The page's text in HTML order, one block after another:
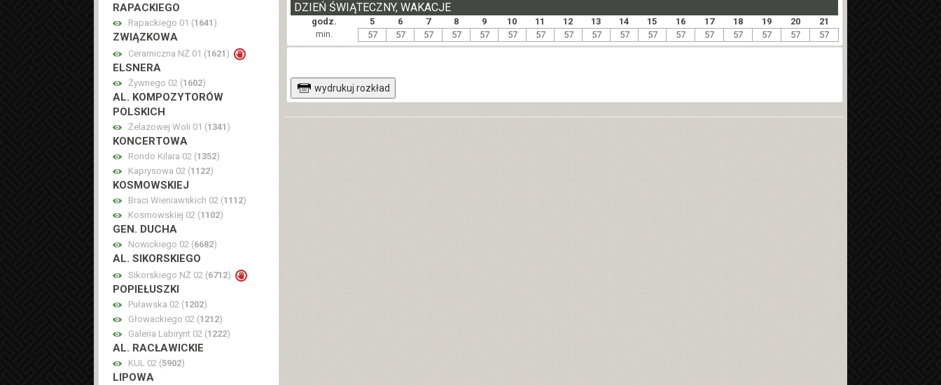
godz. 5 6 7 8 9 10 11 12 13 14 15 16 17 18 19 20 21
DZIEŃ ŚWIĄTECZNY, WAKACJE
min. 57 57 57 57 57 57 57 57 57 57 57 57 57 57 57 57 57
wydrukuj rozkład
RAPACKIEGO
Rapackiego 01 (1641 )
ZWIĄZKOWA
Ceramiczna NŻ 01 (1621 )
ELSNERA
Żywnego 02 (1602)
AL. KOMPOZYTORÓW
POLSKICH
Żelazowej Woli 01 (1341 )
KONCERTOWA
Rondo Kilara 02 (1352)
Kaprysowa 02 (1122)
KOSMOWSKIEJ
Braci Wieniawskich 02 (1112)
Kosmowskiej 02 (1102)
GEN. DUCHA
Nowickiego 02 (6682)
AL. SIKORSKIEGO
Sikorskiego NŻ 02 (6712)
POPIEŁUSZKI
Puławska 02 (1202)
Głowackiego 02 (1212)
Galeria Labirynt 02 (1222)
AL. RACŁAWICKIE
KUL 02 (5902)
LIPOWA